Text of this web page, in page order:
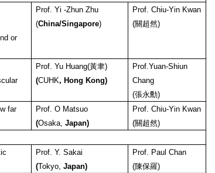
or
Prof. Yi -Zhun Zhu
(China/Singapore)
Prof. Chiu-Yin Kwan
(關超然)
Prof. Yu Huang(黃聿)
(CUHK, Hong Kong)
Prof.Yuan-Shiun
Chang
(張永勳)
far
Prof. O Matsuo
(Osaka, Japan)
Prof. Chiu-Yin Kwan
(關超然)
Prof. Y. Sakai
(Tokyo, Japan)
Prof. Paul Chan
(陳保羅)